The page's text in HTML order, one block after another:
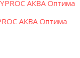
АКВА Оптима